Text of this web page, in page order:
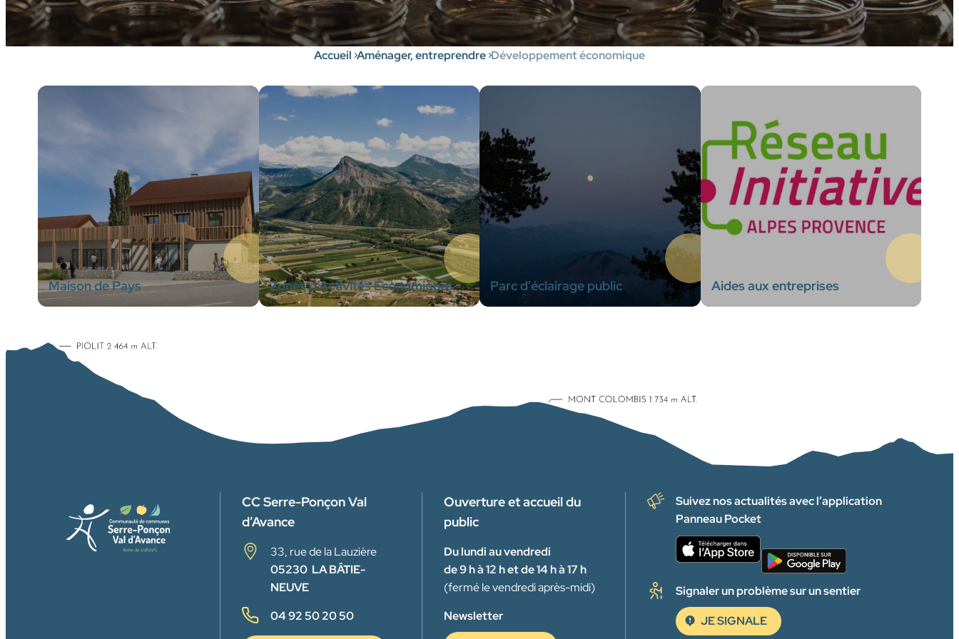
Accueil Aménager, entreprendre Développement économique
Maison de Pays Zones d’Activités Économiques Parc d’éclairage public Aides aux entreprises
CC Serre-Ponçon Val
d’Avance
33, rue de la Lauzière
05230 LA BÂTIE-
NEUVE
04 92 50 20 50
Ouverture et accueil du
public
Du lundi au vendredi
de 9 h à 12 h et de 14 h à 17 h
(fermé le vendredi après-midi)
Newsletter
Suivez nos actualités avec l’application
Panneau Pocket
Signaler un problème sur un sentier
JE SIGNALE